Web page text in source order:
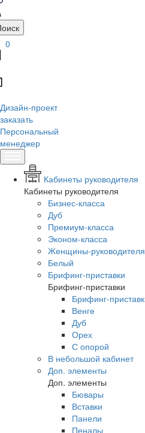
0
Дизайн-проект
заказать
Персональный
менеджер
Кабинеты руководителя
Кабинеты руководителя
Бизнес-класса
Дуб
Премиум-класса
Эконом-класса
Женщины-руководителя
Белый
Брифинг-приставки
Брифинг-приставки
Брифинг-
Венге
Дуб
Орех
С опорой
В небольшой кабинет
Доп. элементы
Доп. элементы
Бювары
Вставки
Панели
Пеналы